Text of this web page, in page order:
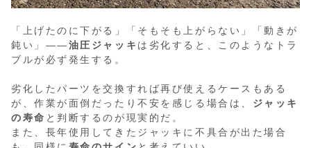
「上げたのに下がる」「そもそも上がらない」「動きが
鈍い」――油圧ジャッキ は劣化すると、このようなトラ
ブルが必ず発生する。
劣化したパーツを交換すれば再び使えるケースもある
が、作業が面倒だったり不安を感じる場合は、 ジャッキ
の寿命 と判断するのが現実的だ。
また、長年使用してきたジャッキに不具合が出た場合